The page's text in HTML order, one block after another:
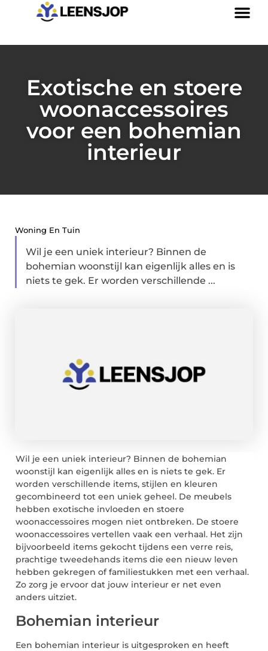
Exotische en stoere
woonaccessoires
voor een bohemian
interieur
Woning En Tuin
Wil je een uniek interieur? Binnen de
bohemian woonstijl kan eigenlijk alles en is
niets te gek. Er worden verschillende ...
Wil je een uniek interieur? Binnen de bohemian
woonstijl kan eigenlijk alles en is niets te gek. Er
worden verschillende items, stijlen en kleuren
gecombineerd tot een uniek geheel. De meubels
hebben exotische invloeden en stoere
woonaccessoires mogen niet ontbreken. De stoere
woonaccessoires vertellen vaak een verhaal. Het zijn
bijvoorbeeld items gekocht tijdens een verre reis,
prachtige tweedehands items die een nieuw leven
hebben gekregen of familiestukken met een verhaal.
Zo zorg je ervoor dat jouw interieur er net even
anders uitziet.
Bohemian interieur
Een bohemian interieur is uitgesproken en heeft